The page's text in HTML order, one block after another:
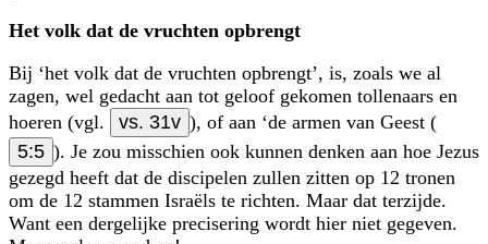
Het volk dat de vruchten opbrengt
Bij ‘het volk dat de vruchten opbrengt’, is, zoals we al
zagen, wel gedacht aan tot geloof gekomen tollenaars en
hoeren (vgl.
vs. 31v ), of aan ‘de armen van Geest (
5:5 ). Je zou misschien ook kunnen denken aan hoe Jezus
gezegd heeft dat de discipelen zullen zitten op 12 tronen
om de 12 stammen Israëls te richten. Maar dat terzijde.
Want een dergelijke precisering wordt hier niet gegeven.